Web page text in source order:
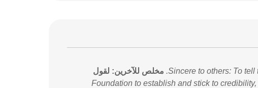
Sincere to others: To tell مخلص للآخرين: لقول
Foundation to establish and stick to